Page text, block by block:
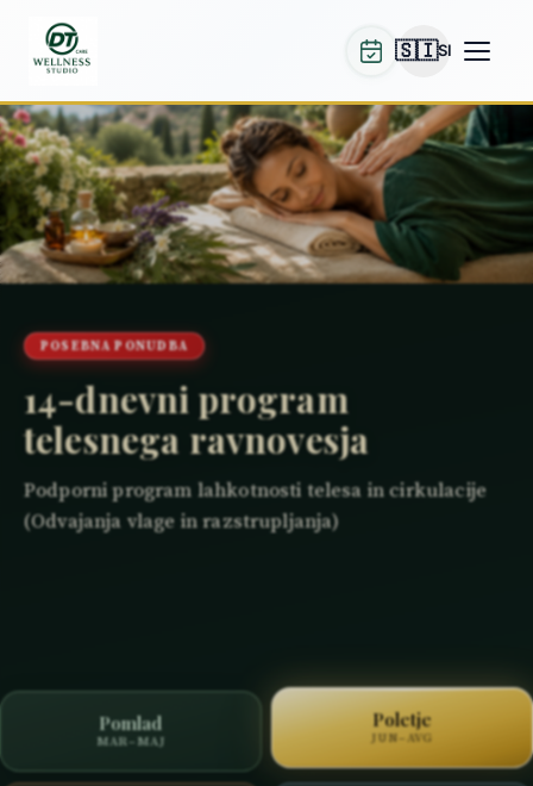
🇸🇮SI
POSEBNA PONUDBA
14-dnevni program
telesnega ravnovesja
Podporni program lahkotnosti telesa in cirkulacije
(Odvajanja vlage in razstrupljanja)
Pomlad
MAR–MAJ
Poletje
JUN–AVG